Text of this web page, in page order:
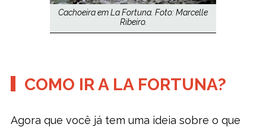
Cachoeira em La Fortuna. Foto: Marcelle
Ribeiro.
COMO IR A LA FORTUNA?
Agora que você já tem uma ideia sobre o que